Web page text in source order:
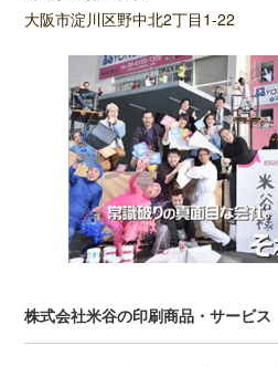
大阪市淀川区野中北2丁目1-22
株式会社米谷の印刷商品・サービス